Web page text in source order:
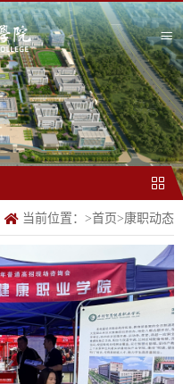
当前位置： >首页>康职动态